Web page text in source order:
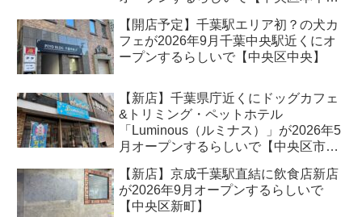
【開店予定】千葉駅エリア初？の犬カ
フェが2026年9月千葉中央駅近くにオ
ープンするらしいで【中央区中央】
【新店】千葉県庁近くにドッグカフェ
&トリミング・ペットホテル
「Luminous（ルミナス）」が2026年5
月オープンするらしいで【中央区市場
【新店】京成千葉駅直結に飲食店新店
が2026年9月オープンするらしいで
【中央区新町】